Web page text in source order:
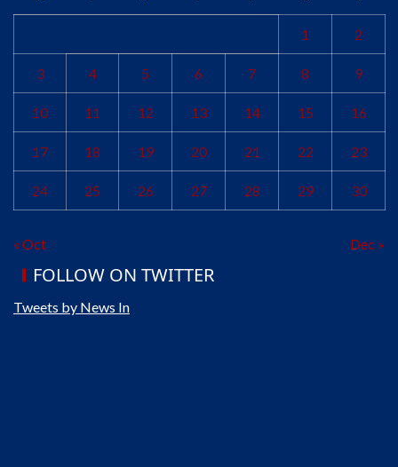
1 2
3 4 5 6 7 8 9
10 11 12 13 14 15 16
17 18 19 20 21 22 23
24 25 26 27 28 29 30
« Oct Dec »
FOLLOW ON TWITTER
Tweets by News In